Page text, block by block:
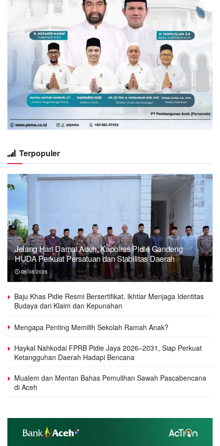
Terpopuler
Jelang Hari Damai Aceh, Kapolres Pidie Gandeng
HUDA Perkuat Persatuan dan Stabilitas Daerah
06/08/2026
Baju Khas Pidie Resmi Bersertifikat, Ikhtiar Menjaga Identitas
Budaya dari Klaim dan Kepunahan
Mengapa Penting Memilih Sekolah Ramah Anak?
Haykal Nahkodai FPRB Pidie Jaya 2026–2031, Siap Perkuat
Ketangguhan Daerah Hadapi Bencana
Mualem dan Mentan Bahas Pemulihan Sawah Pascabencana
di Aceh